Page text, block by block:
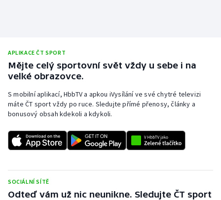
APLIKACE ČT SPORT
Mějte celý sportovní svět vždy u sebe i na
velké obrazovce.
S mobilní aplikací, HbbTV a apkou iVysílání ve své chytré televizi
máte ČT sport vždy po ruce. Sledujte přímé přenosy, články a
bonusový obsah kdekoli a kdykoli.
SOCIÁLNÍ SÍTĚ
Odteď vám už nic neunikne. Sledujte ČT sport